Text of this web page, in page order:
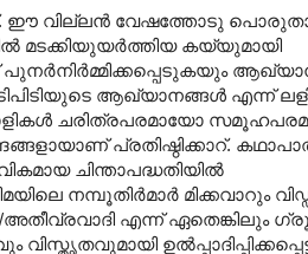
വില്ലൻ വേഷത്തോടു
മടക്കിയുയർത്തിയ കയ്യുമായി
ആഖ്യാനങ്ങൾ എന്ന്
ചരിത്രപരമായോ
പ്രതിഷ്ഠിക്കാറ്.
ചിന്താപദ്ധതിയിൽ
നമ്പൂതിർമാർ മിക്കവാറും
എന്ന് ഏതെങ്കിലും